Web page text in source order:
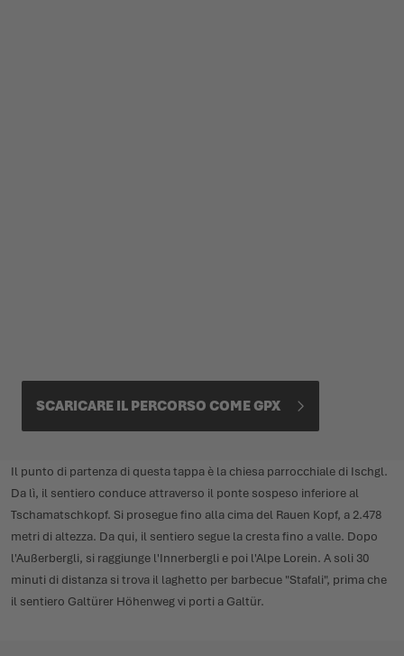
SCARICARE IL PERCORSO COME GPX
Il punto di partenza di questa tappa è la chiesa parrocchiale di Ischgl.
Da lì, il sentiero conduce attraverso il ponte sospeso inferiore al
Tschamatschkopf. Si prosegue fino alla cima del Rauen Kopf, a 2.478
metri di altezza. Da qui, il sentiero segue la cresta fino a valle. Dopo
l'Außerbergli, si raggiunge l'Innerbergli e poi l'Alpe Lorein. A soli 30
minuti di distanza si trova il laghetto per barbecue "Stafali", prima che
il sentiero Galtürer Höhenweg vi porti a Galtür.